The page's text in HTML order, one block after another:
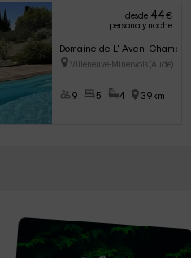
desde 44€
persona y noche
Domaine de L' Aven- Chambres
Villeneuve-Minervois (Aude)
9 5 4 39km